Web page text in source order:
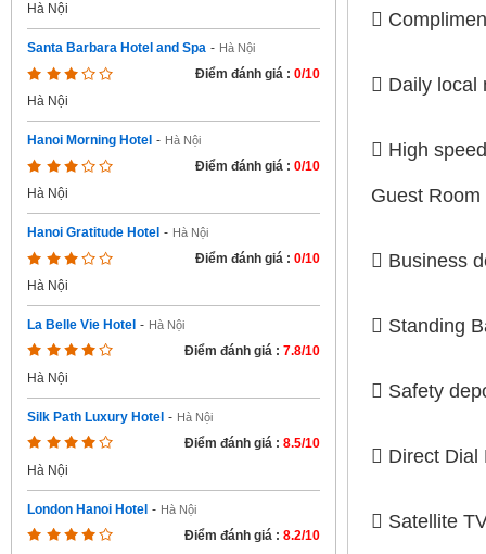
Hà Nội
Santa Barbara Hotel and Spa - Hà Nội
Điểm đánh giá : 0/10
Hà Nội
Hanoi Morning Hotel - Hà Nội
Điểm đánh giá : 0/10
Hà Nội
Hanoi Gratitude Hotel - Hà Nội
Điểm đánh giá : 0/10
Hà Nội
La Belle Vie Hotel - Hà Nội
Điểm đánh giá : 7.8/10
Hà Nội
Silk Path Luxury Hotel - Hà Nội
Điểm đánh giá : 8.5/10
Hà Nội
London Hanoi Hotel - Hà Nội
Điểm đánh giá : 8.2/10

 Daily local
 High
Guest Room
 Business
 Standing
 Safety
 Direct Dial
 Satellite